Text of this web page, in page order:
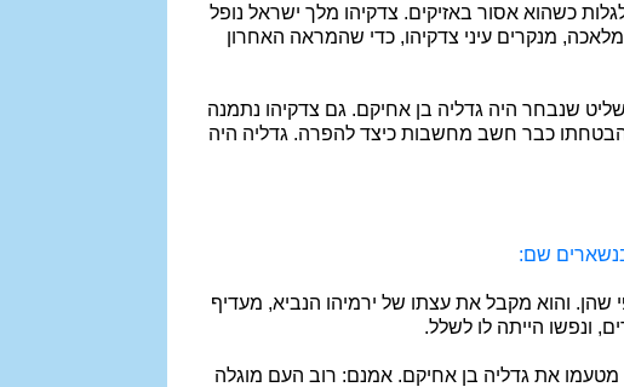
כשהוא אסור באזיקים. צדקיהו מלך ישראל נופל
מנקרים עיני צדקיהו, כדי שהמראה האחרון
שנבחר היה גדליה בן אחיקם. גם צדקיהו נתמנה
הבטחתו כבר חשב מחשבות כיצד להפרה. גדליה היה
שם:
שהן. והוא מקבל את עצתו של ירמיהו הנביא, מעדיף
ונפשו הייתה לו לשלל.
את גדליה בן אחיקם. אמנם: רוב העם מוגלה